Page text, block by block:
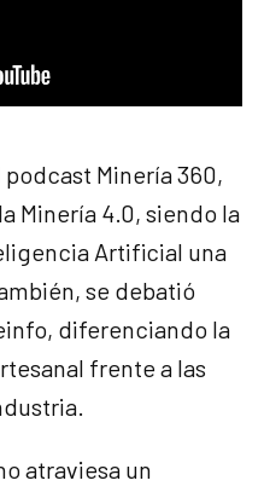
Minería 360,
Minería 4.0, siendo la
Artificial una
se debatió
diferenciando la
frente a las
atraviesa un